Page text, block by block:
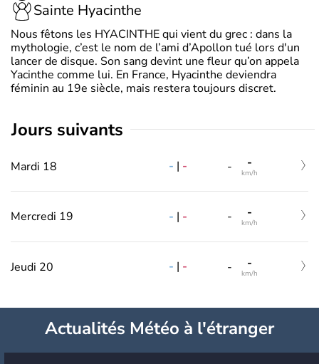
Sainte Hyacinthe
Nous fêtons les HYACINTHE qui vient du grec : dans la
mythologie, c’est le nom de l’ami d’Apollon tué lors d'un
lancer de disque. Son sang devint une fleur qu’on appela
Yacinthe comme lui. En France, Hyacinthe deviendra
féminin au 19e siècle, mais restera toujours discret.
jours suivants
Mardi 18 - | - - -
km/h
Mercredi 19 - | - - -
km/h
Jeudi 20 - | - - -
km/h
Actualités Météo à l'étranger